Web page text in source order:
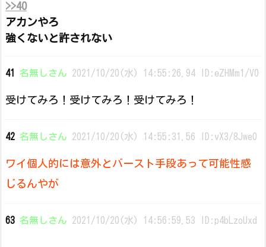
>>40
アカンやろ
強くないと許されない
41 名無しさん 2021/10/20(水) 14:55:26.94 ID:eZHMm1/V0
受けてみろ！受けてみろ！受けてみろ！
42 名無しさん 2021/10/20(水) 14:55:31.56 ID:vX3/8Jwe0
ワイ個人的には意外とバースト手段あって可能性感
じるんやが
63 名無しさん 2021/10/20(水) 14:56:59.53 ID:p4bLzoUxd